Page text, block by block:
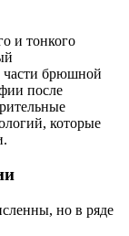
и тонкого
части брюшной
после
которые
но в ряде